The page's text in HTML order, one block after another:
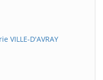
VILLE-D'AVRAY